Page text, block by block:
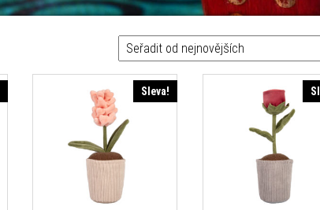
Sleva!